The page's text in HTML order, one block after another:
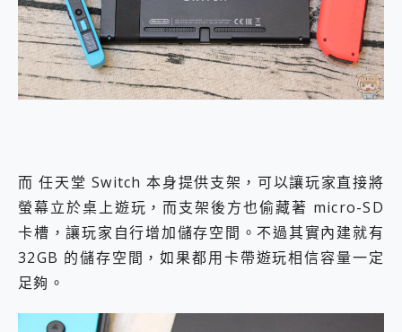
而 任天堂 Switch 本身提供支架，可以讓玩家直接將
螢幕立於桌上遊玩，而支架後方也偷藏著 micro-SD
卡槽，讓玩家自行增加儲存空間。不過其實內建就有
32GB 的儲存空間，如果都用卡帶遊玩相信容量一定
足夠。